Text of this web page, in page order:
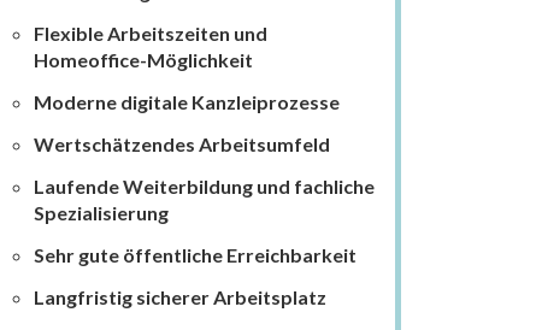
Flexible Arbeitszeiten und
Homeoffice-Möglichkeit
Moderne digitale Kanzleiprozesse
Wertschätzendes Arbeitsumfeld
Laufende Weiterbildung und fachliche
Spezialisierung
Sehr gute öffentliche Erreichbarkeit
Langfristig sicherer Arbeitsplatz